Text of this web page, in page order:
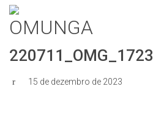
220711_OMG_1723
15 de dezembro de 2023